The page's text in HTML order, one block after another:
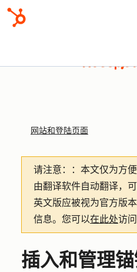
网站和登陆页面
请注意： ：本文仅为方
由翻译软件自动翻译，
英文版应被视为官方版
信息。您可以在此处访问
插入和管理